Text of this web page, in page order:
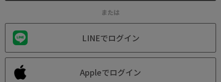
または
LINEでログイン
Appleでログイン